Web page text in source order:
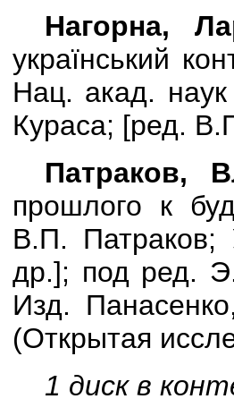
Нагорна,
український
Нац. акад. наук
Кураса; [ред.
Патраков,
прошлого к
В.П. Патраков;
др.]; под ред.
Изд.
(Открытая
1 диск в